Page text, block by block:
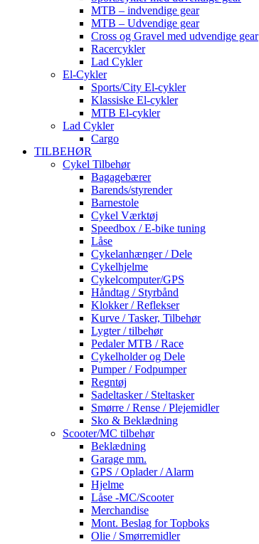
MTB – indvendige gear
MTB – Udvendige gear
Cross og Gravel med udvendige gear
Racercykler
Lad Cykler
El-Cykler
Sports/City El-cykler
Klassiske El-cykler
MTB El-cykler
Lad Cykler
Cargo
TILBEHØR
Cykel Tilbehør
Bagagebærer
Barends/styrender
Barnestole
Cykel Værktøj
Speedbox / E-bike tuning
Låse
Cykelanhænger / Dele
Cykelhjelme
Cykelcomputer/GPS
Håndtag / Styrbånd
Klokker / Reflekser
Kurve / Tasker, Tilbehør
Lygter / tilbehør
Pedaler MTB / Race
Cykelholder og Dele
Pumper / Fodpumper
Regntøj
Sadeltasker / Steltasker
Smørre / Rense / Plejemidler
Sko & Beklædning
Scooter/MC tilbehør
Beklædning
Garage mm.
GPS / Oplader / Alarm
Hjelme
Låse -MC/Scooter
Merchandise
Mont. Beslag for Topboks
Olie / Smørremidler